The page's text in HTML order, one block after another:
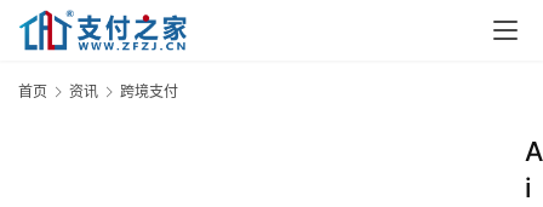
首页 资讯 跨境支付
A
i